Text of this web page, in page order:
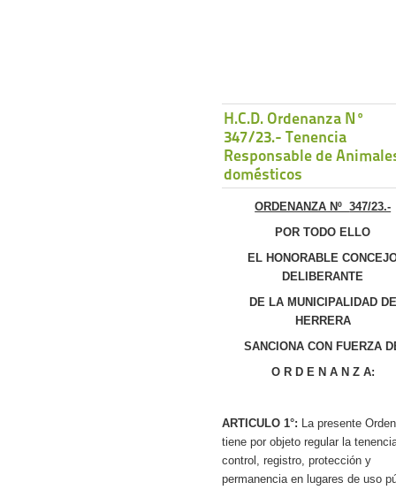
H.C.D. Ordenanza Nº
347/23.- Tenencia
Responsable de
domésticos
ORDENANZA Nº347/23.-
POR TODO ELLO
EL HONORABLE
DELIBERANTE
DE LA MUNICIPALIDAD DE
HERRERA
SANCIONA CON FUERZA
O R D E N A N Z A:
ARTICULO 1°: La presente
tiene por objeto regular la
control, registro, protección y
permanencia en lugares de uso